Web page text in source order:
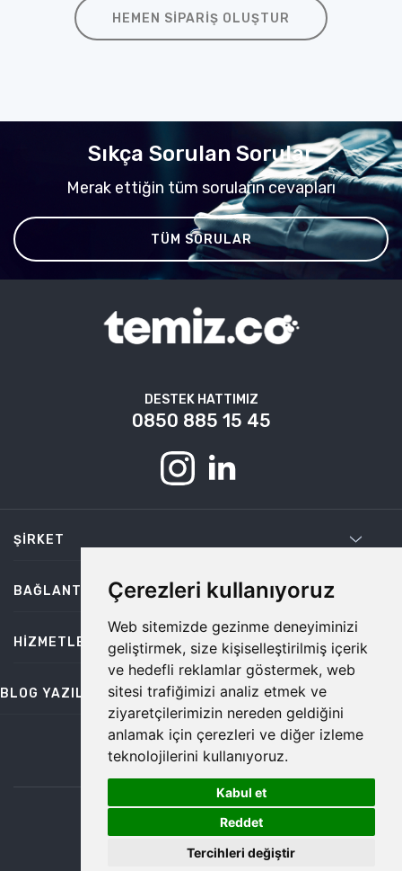
Çerezleri kullanıyoruz
Web sitemizde gezinme deneyiminizi
geliştirmek, size kişiselleştirilmiş içerik
ve hedefli reklamlar göstermek, web
sitesi trafiğimizi analiz etmek ve
ziyaretçilerimizin nereden geldiğini
anlamak için çerezleri ve diğer izleme
teknolojilerini kullanıyoruz.
Kabul et
Reddet
Tercihleri değiştir
HEMEN SIPARIŞ OLUŞTUR
Sıkça Sorulan Sorular
Merak ettiğin tüm soruların cevapları
TÜM SORULAR
DESTEK HATTIMIZ
0850 885 15 45
ŞIRKET
BAĞLANTILAR
HIZMETLER
BLOG YAZILARI
bilgi@temiz.co
©2026 Temiz, Her Hakkı Saklıdır.